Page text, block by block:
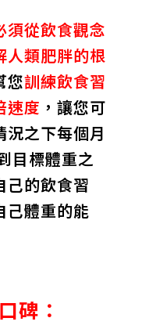
須從飲食觀念
人類肥胖的根
您訓練飲食習
速度 ，讓您可
之下每個月
目標體重之
己的飲食習
己體重的能
碑：